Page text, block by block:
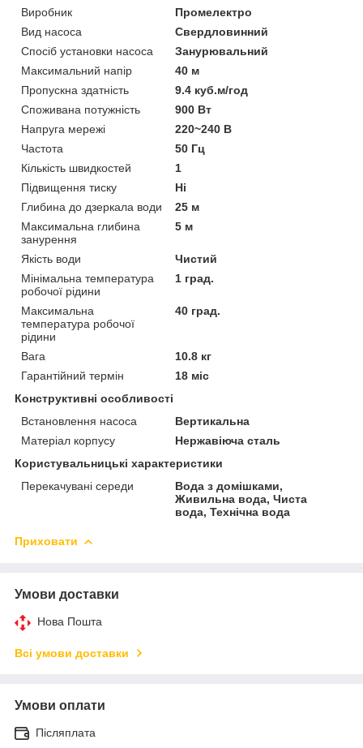
Виробник
Промелектро
Вид насоса
Свердловинний
Спосіб установки насоса
Занурювальний
Максимальний напір
40 м
Пропускна здатність
9.4 куб.м/год
Споживана потужність
900 Вт
Напруга мережі
220~240 В
Частота
50 Гц
Кількість швидкостей
1
Підвищення тиску
Ні
Глибина до дзеркала води
25 м
Максимальна глибина
занурення
5 м
Якість води
Чистий
Мінімальна температура
робочої рідини
1 град.
Максимальна
температура робочої
рідини
40 град.
Вага
10.8 кг
Гарантійний термін
18 міс
Конструктивні особливості
Встановлення насоса
Вертикальна
Матеріал корпусу
Нержавіюча сталь
Користувальницькі характеристики
Перекачувані середи
Вода з домішками,
Живильна вода, Чиста
вода, Технічна вода
Приховати
Умови доставки
Нова Пошта
Всі умови доставки
Умови оплати
Післяплата